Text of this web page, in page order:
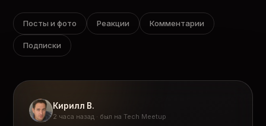
Посты и фото Реакции Комментарии
Подписки
Кирилл В.
2 часа назад · был на Tech Meetup